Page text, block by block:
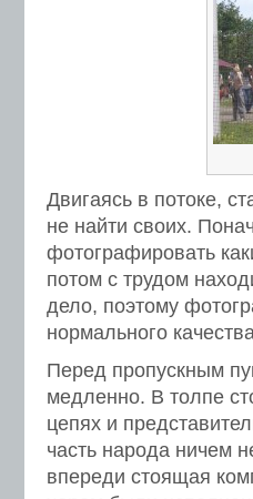
Двигаясь в потоке,
не найти своих.
фотографировать
потом с трудом
дело, поэтому
нормального
Перед пропускным
медленно. В толпе
цепях и
часть народа ничем
впереди стоящая